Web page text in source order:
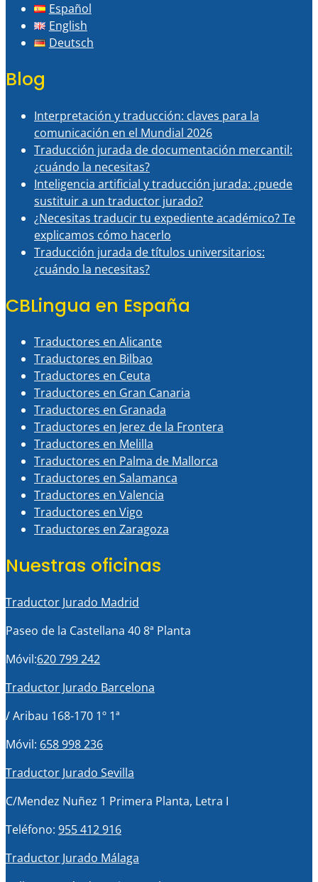
Español
English
Deutsch
Blog
Interpretación y traducción: claves para la
comunicación en el Mundial 2026
Traducción jurada de documentación mercantil:
¿cuándo la necesitas?
Inteligencia artificial y traducción jurada: ¿puede
sustituir a un traductor jurado?
¿Necesitas traducir tu expediente académico? Te
explicamos cómo hacerlo
Traducción jurada de títulos universitarios:
¿cuándo la necesitas?
CBLingua en España
Traductores en Alicante
Traductores en Bilbao
Traductores en Ceuta
Traductores en Gran Canaria
Traductores en Granada
Traductores en Jerez de la Frontera
Traductores en Melilla
Traductores en Palma de Mallorca
Traductores en Salamanca
Traductores en Valencia
Traductores en Vigo
Traductores en Zaragoza
Nuestras oficinas
Traductor Jurado Madrid
Paseo de la Castellana 40 8ª Planta
Móvil:620 799 242
Traductor Jurado Barcelona
/ Aribau 168-170 1º 1ª
Móvil: 658 998 236
Traductor Jurado Sevilla
C/Mendez Nuñez 1 Primera Planta, Letra I
Teléfono: 955 412 916
Traductor Jurado Málaga